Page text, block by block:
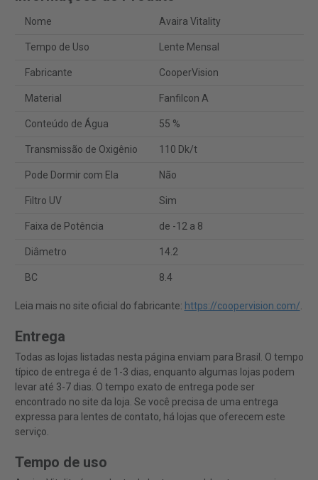
Nome Avaira Vitality
Tempo de Uso Lente Mensal
Fabricante CooperVision
Material Fanfilcon A
Conteúdo de Água 55 %
Transmissão de Oxigênio 110 Dk/t
Pode Dormir com Ela Não
Filtro UV Sim
Faixa de Potência de -12 a 8
Diâmetro 14.2
BC 8.4
Leia mais no site oficial do fabricante: https://coopervision.com/.
Entrega
Todas as lojas listadas nesta página enviam para Brasil. O tempo
típico de entrega é de 1-3 dias, enquanto algumas lojas podem
levar até 3-7 dias. O tempo exato de entrega pode ser
encontrado no site da loja. Se você precisa de uma entrega
expressa para lentes de contato, há lojas que oferecem este
serviço.
Tempo de uso